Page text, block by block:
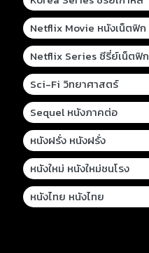
Netflix Movie หนังเน็ตฟิก
Netflix Series ซีรี่ย์เน็ตฟิก
Sci-Fi วิทยาศาสตร์
Sequel หนังภาคต่อ
หนังฝรั่ง หนังฝรั่ง
หนังใหม่ หนังใหม่ชนโรง
หนังไทย หนังไทย